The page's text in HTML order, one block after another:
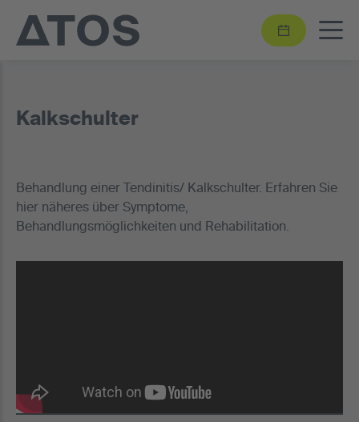
Kalkschulter
Behandlung einer Tendinitis/ Kalkschulter. Erfahren Sie
hier näheres über Symptome,
Behandlungsmöglichkeiten und Rehabilitation.